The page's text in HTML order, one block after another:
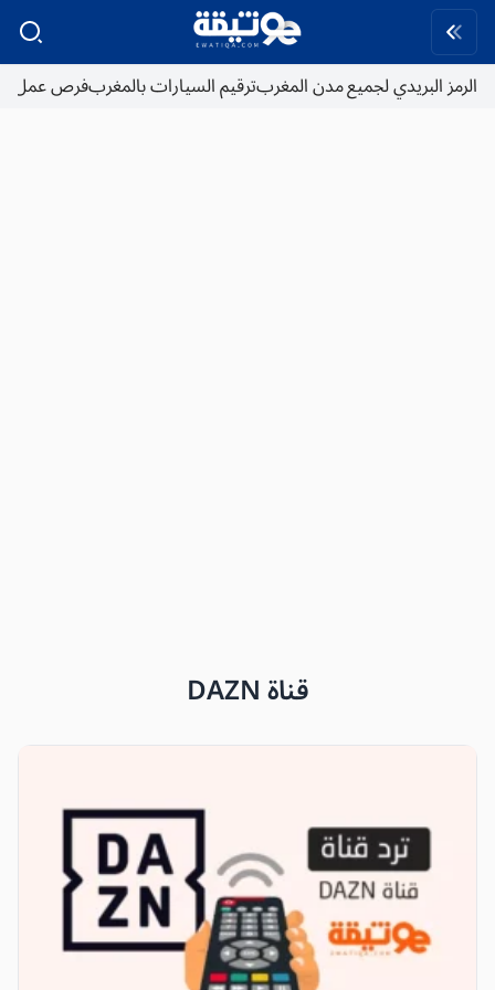
الرمز البريدي لجميع مدن المغربترقيم السيارات بالمغربفرص عمل
قناة DAZN